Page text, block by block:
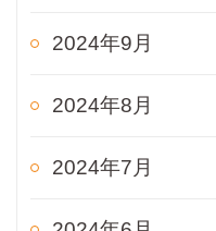
2024年9月
2024年8月
2024年7月